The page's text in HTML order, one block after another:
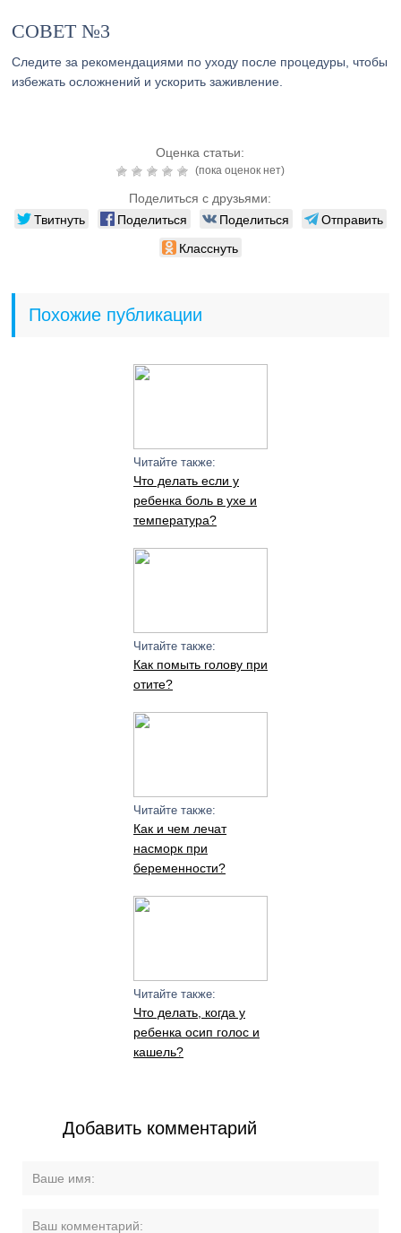
СОВЕТ №3
Следите за рекомендациями по уходу после процедуры, чтобы
избежать осложнений и ускорить заживление.
Оценка статьи:
(пока оценок нет)
Поделиться с друзьями:
Твитнуть Поделиться Поделиться
Отправить
Класснуть
Похожие публикации
Читайте также:
Что делать если у
ребенка боль в ухе и
температура?
Читайте также:
Как помыть голову при
отите?
Читайте также:
Как и чем лечат
насморк при
беременности?
Читайте также:
Что делать, когда у
ребенка осип голос и
кашель?
Добавить комментарий